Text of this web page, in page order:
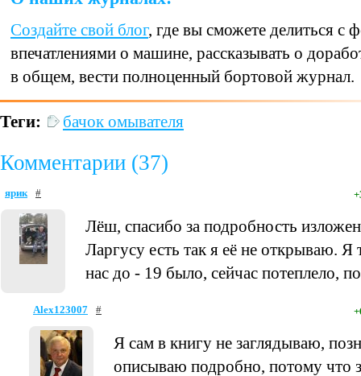
Создайте свой блог, где вы сможете делиться с
впечатлениями о машине, рассказывать о
в общем, вести полноценный бортовой журнал.
Теги: бачок омывателя
Комментарии (37)
ярик #
Лёш, спасибо за подробность
Ларгусу есть так я её не открываю. Я
нас до - 19 было, сейчас потеплело,
Alex123007 #
Я сам в книгу не заглядываю,
описываю подробно, потому что